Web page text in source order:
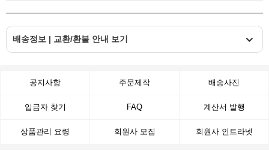
배송정보 | 교환/환불 안내 보기
공지사항 주문제작 배송사진
입금자 찾기 FAQ 계산서 발행
상품관리 요령 회원사 모집 회원사 인트라넷